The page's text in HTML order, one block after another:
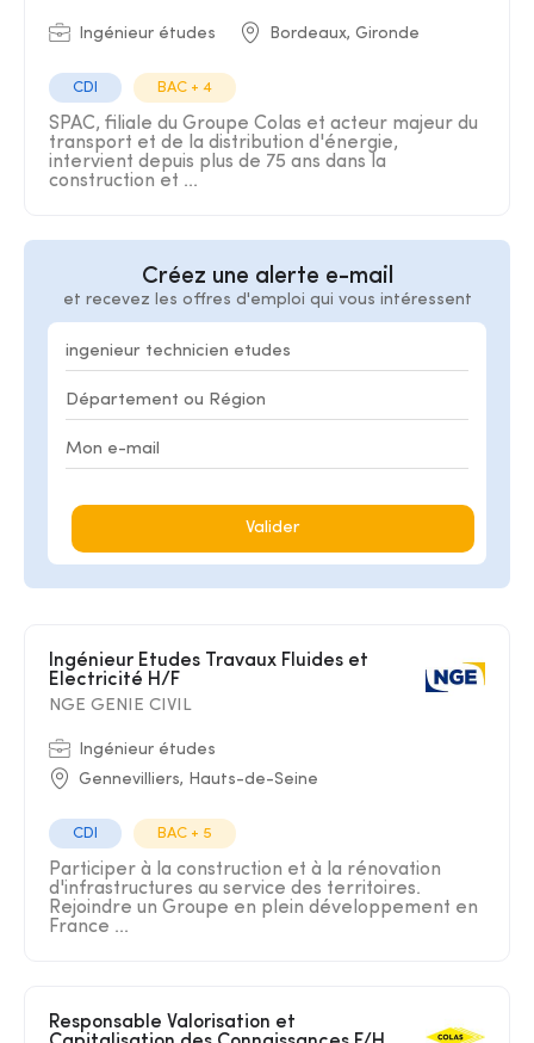
Ingénieur études Bordeaux, Gironde
CDI BAC + 4
SPAC, filiale du Groupe Colas et acteur majeur du
transport et de la distribution d'énergie,
intervient depuis plus de 75 ans dans la
construction et ...
Créez une alerte e-mail
et recevez les offres d'emploi qui vous intéressent
Valider
Electricité H/F
NGE GENIE CIVIL
Ingénieur études
Gennevilliers, Hauts-de-Seine
CDI BAC + 5
Participer à la construction et à la rénovation
d'infrastructures au service des territoires.
Rejoindre un Groupe en plein développement en
France ...
Responsable Valorisation et